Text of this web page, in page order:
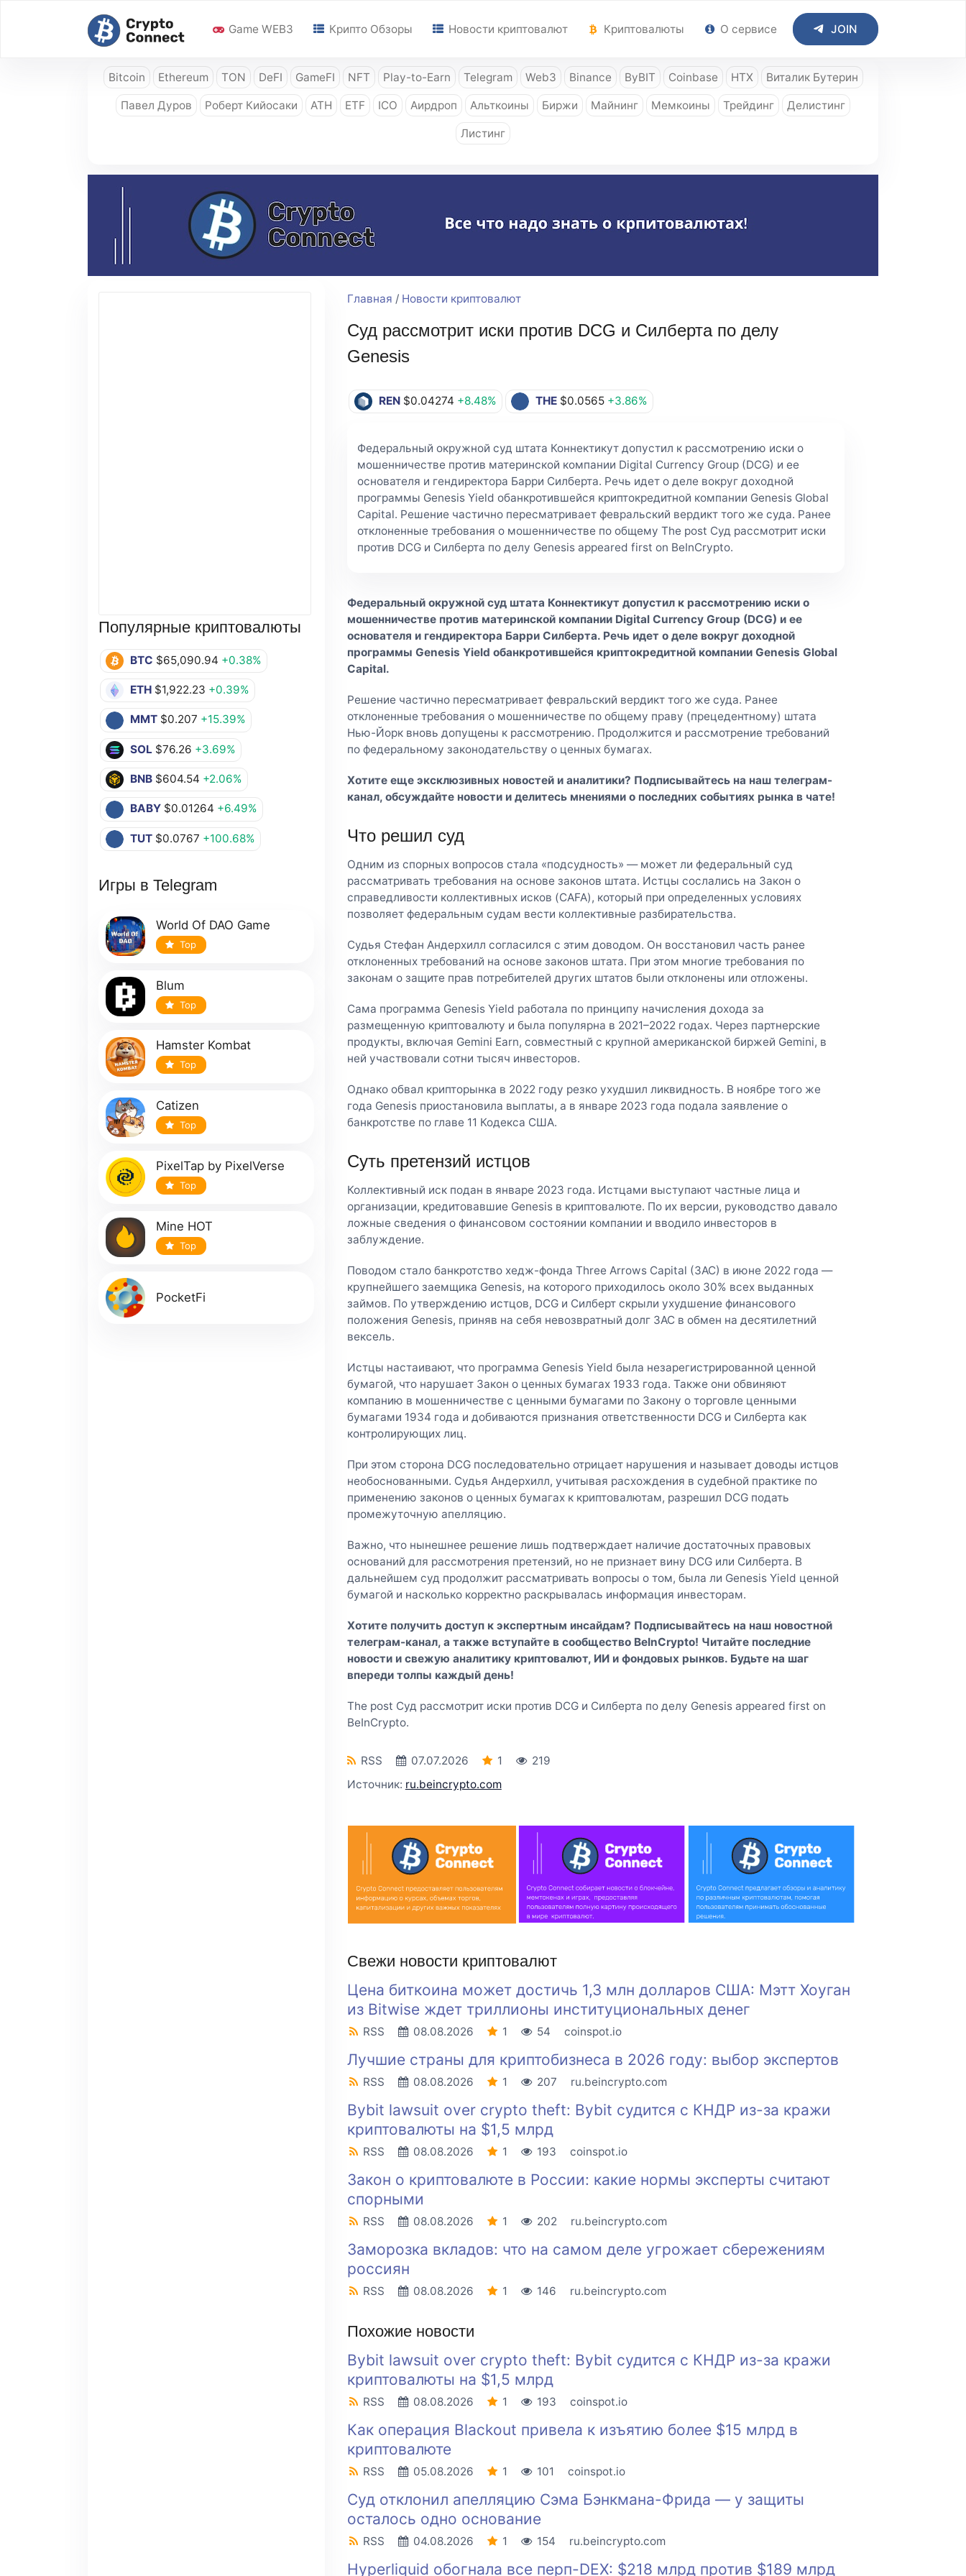
Game WEB3 Крипто Обзоры Новости криптовалют Криптовалюты О сервисе JOIN
Bitcoin Ethereum TON DeFI GameFI NFT Play-to-Earn Telegram Web3 Binance ByBIT Coinbase HTX Виталик Бутерин
Павел Дуров Роберт Кийосаки ATH ETF ICO Аирдроп Альткоины Биржи Майнинг Мемкоины Трейдинг Делистинг
Листинг
Популярные криптовалюты
BTC $65,090.94 +0.38%
ETH $1,922.23 +0.39%
MMT $0.207 +15.39%
SOL $76.26 +3.69%
BNB $604.54 +2.06%
BABY $0.01264 +6.49%
TUT $0.0767 +100.68%
Игры в Telegram
World Of DAO Game
Top
Blum
Top
Hamster Kombat
Top
Catizen
Top
PixelTap by PixelVerse
Top
Mine HOT
Top
PocketFi
Главная / Новости криптовалют
Суд рассмотрит иски против DCG и Силберта по делу
Genesis
REN $0.04274 +8.48% THE $0.0565 +3.86%
Федеральный окружной суд штата Коннектикут допустил к рассмотрению иски о
мошенничестве против материнской компании Digital Currency Group (DCG) и ее
основателя и гендиректора Барри Силберта. Речь идет о деле вокруг доходной
программы Genesis Yield обанкротившейся криптокредитной компании Genesis Global
Capital. Решение частично пересматривает февральский вердикт того же суда. Ранее
отклоненные требования о мошенничестве по общему The post Суд рассмотрит иски
против DCG и Силберта по делу Genesis appeared first on BeInCrypto.
Федеральный окружной суд штата Коннектикут допустил к рассмотрению иски о
мошенничестве против материнской компании Digital Currency Group (DCG) и ее
основателя и гендиректора Барри Силберта. Речь идет о деле вокруг доходной
программы Genesis Yield обанкротившейся криптокредитной компании Genesis Global
Capital.
Решение частично пересматривает февральский вердикт того же суда. Ранее
отклоненные требования о мошенничестве по общему праву (прецедентному) штата
Нью-Йорк вновь допущены к рассмотрению. Продолжится и рассмотрение требований
по федеральному законодательству о ценных бумагах.
Хотите еще эксклюзивных новостей и аналитики? Подписывайтесь на наштелеграм-
канал, обсуждайте новости и делитесь мнениями о последних событиях рынка в чате!
Что решил суд
Одним из спорных вопросов стала «подсудность» — может ли федеральный суд
рассматривать требования на основе законов штата. Истцы сослались на Закон о
справедливости коллективных исков (CAFA), который при определенных условиях
позволяет федеральным судам вести коллективные разбирательства.
Судья Стефан Андерхилл согласился с этим доводом. Он восстановил часть ранее
отклоненных требований на основе законов штата. При этом многие требования по
законам о защите прав потребителей других штатов были отклонены или отложены.
Сама программа Genesis Yield работала по принципу начисления дохода за
размещенную криптовалюту и была популярна в 2021–2022 годах. Через партнерские
продукты, включая Gemini Earn, совместный с крупной американской биржей Gemini, в
ней участвовали сотни тысяч инвесторов.
Однако обвал крипторынка в 2022 году резко ухудшил ликвидность. В ноябре того же
года Genesis приостановила выплаты, а в январе 2023 года подала заявление о
банкротстве по главе 11 Кодекса США.
Суть претензий истцов
Коллективный иск подан в январе 2023 года. Истцами выступают частные лица и
организации, кредитовавшие Genesis в криптовалюте. По их версии, руководство давало
ложные сведения о финансовом состоянии компании и вводило инвесторов в
заблуждение.
Поводом стало банкротство хедж-фонда Three Arrows Capital (3AC) в июне 2022 года —
крупнейшего заемщика Genesis, на которого приходилось около 30% всех выданных
займов. По утверждению истцов, DCG и Силберт скрыли ухудшение финансового
положения Genesis, приняв на себя невозвратный долг 3AC в обмен на десятилетний
вексель.
Истцы настаивают, что программа Genesis Yield была незарегистрированной ценной
бумагой, что нарушает Закон о ценных бумагах 1933 года. Также они обвиняют
компанию в мошенничестве с ценными бумагами по Закону о торговле ценными
бумагами 1934 года и добиваются признания ответственности DCG и Силберта как
контролирующих лиц.
При этом сторона DCG последовательно отрицает нарушения и называет доводы истцов
необоснованными. Судья Андерхилл, учитывая расхождения в судебной практике по
применению законов о ценных бумагах к криптовалютам, разрешил DCG подать
промежуточную апелляцию.
Важно, что нынешнее решение лишь подтверждает наличие достаточных правовых
оснований для рассмотрения претензий, но не признает вину DCG или Силберта. В
дальнейшем суд продолжит рассматривать вопросы о том, была ли Genesis Yield ценной
бумагой и насколько корректно раскрывалась информация инвесторам.
Хотите получить доступ к экспертным инсайдам? Подписывайтесь на нашновостной
телеграм-канал, а также вступайте всообщество BeInCrypto! Читайте последние
новости и свежую аналитику криптовалют, ИИ и фондовых рынков. Будьте на шаг
впереди толпы каждый день!
The post Суд рассмотрит иски против DCG и Силберта по делу Genesis appeared first on
BeInCrypto.
RSS 07.07.2026 1
219
Источник: ru.beincrypto.com
Свежи новости криптовалют
Цена биткоина может достичь 1,3 млн долларов США: Мэтт Хоуган
из Bitwise ждет триллионы институциональных денег
RSS 08.08.2026 1 54 coinspot.io
Лучшие страны для криптобизнеса в 2026 году: выбор экспертов
RSS 08.08.2026 1 207 ru.beincrypto.com
Bybit lawsuit over crypto theft: Bybit судится с КНДР из-за кражи
криптовалюты на $1,5 млрд
RSS 08.08.2026 1 193 coinspot.io
Закон о криптовалюте в России: какие нормы эксперты считают
спорными
RSS 08.08.2026 1 202 ru.beincrypto.com
Заморозка вкладов: что на самом деле угрожает сбережениям
россиян
RSS 08.08.2026 1 146 ru.beincrypto.com
Похожие новости
Bybit lawsuit over crypto theft: Bybit судится с КНДР из-за кражи
криптовалюты на $1,5 млрд
RSS 08.08.2026 1 193 coinspot.io
Как операция Blackout привела к изъятию более $15 млрд в
криптовалюте
RSS 05.08.2026 1 101 coinspot.io
Суд отклонил апелляцию Сэма Бэнкмана-Фрида — у защиты
осталось одно основание
RSS 04.08.2026 1 154 ru.beincrypto.com
Hyperliquid обогнала все перп-DEX: $218 млрд против $189 млрд